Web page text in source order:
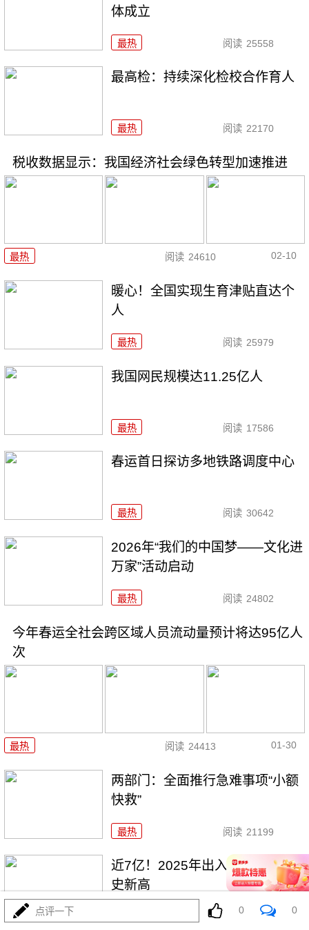
体成立
最热 阅读 25558
最高检：持续深化检校合作育人
最热 阅读 22170
税收数据显示：我国经济社会绿色转型加速推进
最热 阅读 24610 02-10
暖心！全国实现生育津贴直达个
人
最热 阅读 25979
我国网民规模达11.25亿人
最热 阅读 17586
春运首日探访多地铁路调度中心
最热 阅读 30642
2026年“我们的中国梦——文化进
万家”活动启动
最热 阅读 24802
今年春运全社会跨区域人员流动量预计将达95亿人
次
最热 阅读 24413 01-30
两部门：全面推行急难事项“小额
快救”
最热 阅读 21199
近7亿！2025年出入境人次创历
史新高
阅读 19420
点评一下 0 0